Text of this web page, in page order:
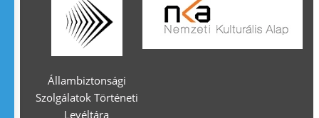
Állambiztonsági
Szolgálatok Történeti
Levéltára